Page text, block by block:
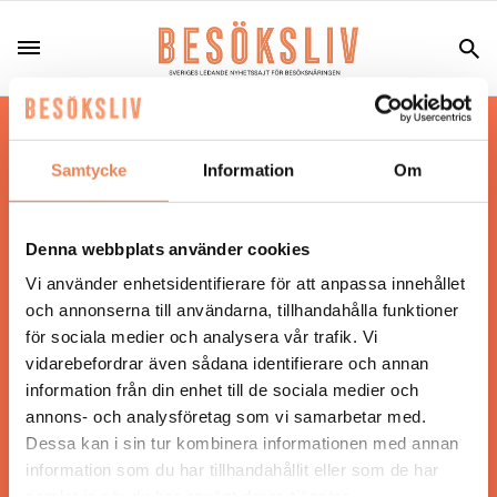
Samtycke Information Om
Denna webbplats använder cookies
Vi använder enhetsidentifierare för att anpassa innehållet
och annonserna till användarna, tillhandahålla funktioner
för sociala medier och analysera vår trafik. Vi
vidarebefordrar även sådana identifierare och annan
information från din enhet till de sociala medier och
annons- och analysföretag som vi samarbetar med.
Dessa kan i sin tur kombinera informationen med annan
information som du har tillhandahållit eller som de har
Hos oss läser du landets mest uppdaterade
nyheter och snackisar inom besöksnäringen.
Besöksliv i sin tryckta form är ett affärsmagasin
Tidningen ges ut avVisita
ANSVARIG UTGIVARE
Jonas Siljhammar
UPPHOVSRÄTT